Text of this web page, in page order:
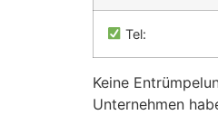
Tel:
Keine
Unternehmen